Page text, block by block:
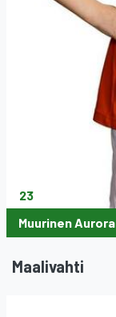
23
Muurinen Aurora
Maalivahti